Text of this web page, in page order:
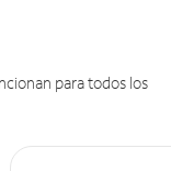
para todos los